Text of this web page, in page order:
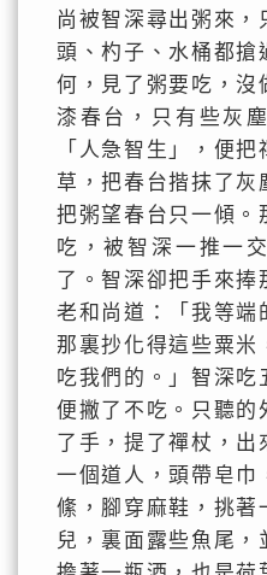
尚被智深尋出粥來，
頭、杓子、水桶都搶
何，見了粥要吃，沒
漆春台，只有些灰
「人急智生」，便
草，把春台揩抹了灰
把粥望春台只一傾。
吃，被智深一推一
了。智深卻把手來捧
老和尚道：「我等端
那裏抄化得這些粟米
吃我們的。」智深吃
便撇了不吃。只聽的
了手，提了禪杖，出
一個道人，頭帶皂巾
絛，腳穿麻鞋，挑著
兒，裏面露些魚尾，